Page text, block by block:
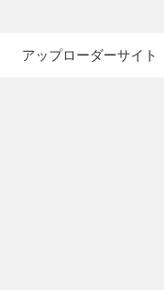
アップローダーサイト